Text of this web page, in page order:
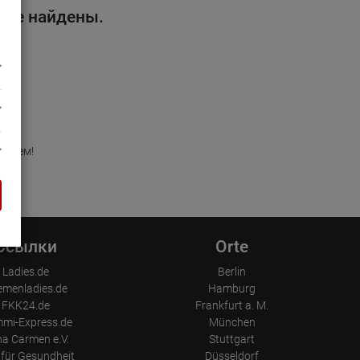
не найдены.
Ladies.de
FKK24.de
Express.de
Carmen e.V.
Gesundheit
Orte
Berlin
Hamburg
Frankfurt a. M.
München
Stuttgart
Düsseldorf